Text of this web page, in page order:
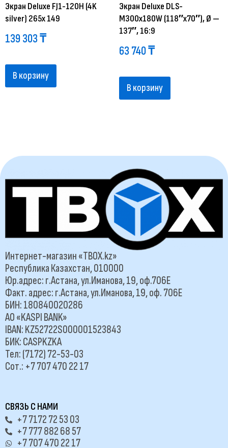
Экран Deluxe FJ1-120H (4K
silver) 265x 149
139 303₸
В корзину
Экран Deluxe DLS-
M300x180W (118″х70″), Ø —
137″, 16:9
63 740₸
В корзину
Интернет-магазин «TBOX.kz»
Республика Казахстан, 010000
Юр.адрес: г.Астана, ул.Иманова, 19, оф.706Е
Факт. адрес: г.Астана, ул.Иманова, 19, оф. 706Е
БИН: 180840020286
АО «KASPI BANK»
IBAN: KZ52722S000001523843
БИК: CASPKZKA
Тел: (7172) 72-53-03
Сот.: +7 707 470 22 17
СВЯЗЬ С НАМИ
+7 7172 72 53 03
+7 777 882 68 57
+7 707 470 22 17